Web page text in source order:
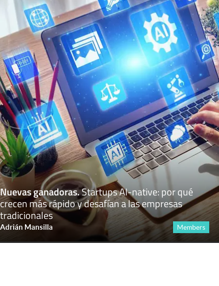
Nuevas ganadoras.Startups AI-native: por qué
crecen más rápido y desafían a las empresas
tradicionales
Adrián Mansilla Members